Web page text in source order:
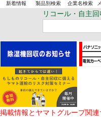
新着情報 製品別検索 企業名検索
リコール・自主
掲載情報とヤマトグループ関